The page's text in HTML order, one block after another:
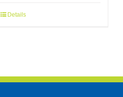
Details